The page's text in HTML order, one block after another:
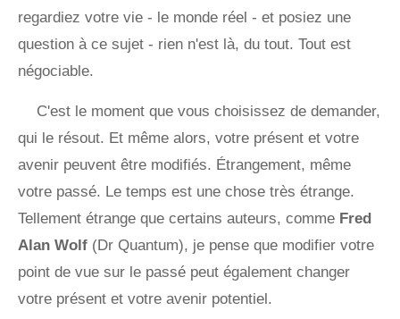
regardiez votre vie - le monde réel - et posiez une
question à ce sujet - rien n'est là, du tout. Tout est
négociable.
C'est le moment que vous choisissez de demander,
qui le résout. Et même alors, votre présent et votre
avenir peuvent être modifiés. Étrangement, même
votre passé. Le temps est une chose très étrange.
Tellement étrange que certains auteurs, comme Fred
Alan Wolf (Dr Quantum), je pense que modifier votre
point de vue sur le passé peut également changer
votre présent et votre avenir potentiel.